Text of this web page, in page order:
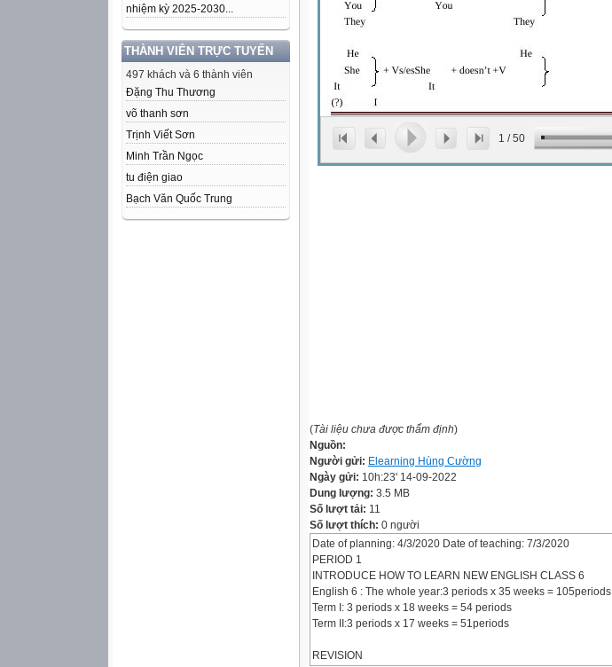
nhiệm kỳ 2025-2030...
THÀNH VIÊN TRỰC TUYẾN
497 khách và 6 thành viên
Đặng Thu Thương
võ thanh sơn
Trịnh Viết Sơn
Minh Trần Ngọc
tu điện giao
Bạch Văn Quốc Trung
1 /50
(Tài liệu chưa được thẩm định)
Nguồn:
Người gửi: Elearning Hùng Cường
Ngày gửi: 10h:23' 14-09-2022
Dung lượng: 3.5 MB
Số lượt tải: 11
Số lượt thích: 0 người
Date of planning: 4/3/2020 Date of teaching: 7/3/2020
PERIOD 1
INTRODUCE HOW TO LEARN NEW ENGLISH CLASS 6
English 6 : The whole year:3 periods x 35 weeks = 105periods
Term I: 3 periods x 18 weeks = 54 periods
Term II:3 periods x 17 weeks = 51periods
REVISION